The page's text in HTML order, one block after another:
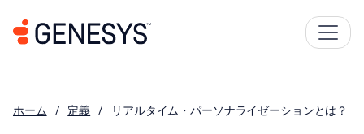
ホーム 定義 リアルタイム・パーソナライゼーションとは？